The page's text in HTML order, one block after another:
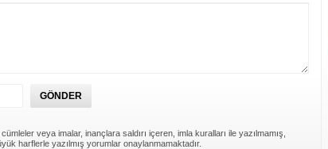
veya imalar, inançlara saldırı içeren, imla kuralları ile yazılmamış,
harflerle yazılmış yorumlar onaylanmamaktadır.